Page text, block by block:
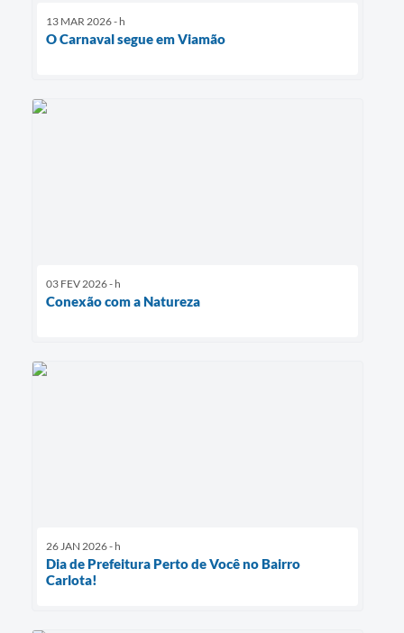
13 MAR 2026 - h
O Carnaval segue em Viamão
03 FEV 2026 - h
Conexão com a Natureza
26 JAN 2026 - h
Dia de Prefeitura Perto de Você no Bairro
Carlota!